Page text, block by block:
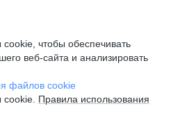
чтобы обеспечивать
веб-сайта и анализировать
файлов cookie
Правила использования